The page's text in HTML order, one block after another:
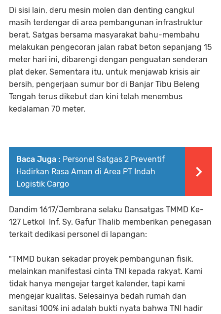
Di sisi lain, deru mesin molen dan denting cangkul
masih terdengar di area pembangunan infrastruktur
berat. Satgas bersama masyarakat bahu-membahu
melakukan pengecoran jalan rabat beton sepanjang 15
meter hari ini, dibarengi dengan penguatan senderan
plat deker. Sementara itu, untuk menjawab krisis air
bersih, pengerjaan sumur bor di Banjar Tibu Beleng
Tengah terus dikebut dan kini telah menembus
kedalaman 70 meter.
Baca Juga : Personel Satgas 2 Preventif
Hadirkan Rasa Aman di Area PT Indah
Logistik Cargo
Dandim 1617/Jembrana selaku Dansatgas TMMD Ke-
127 Letkol Inf. Sy. Gafur Thalib memberikan penegasan
terkait dedikasi personel di lapangan:
"TMMD bukan sekadar proyek pembangunan fisik,
melainkan manifestasi cinta TNI kepada rakyat. Kami
tidak hanya mengejar target kalender, tapi kami
mengejar kualitas. Selesainya bedah rumah dan
sanitasi 100% ini adalah bukti nyata bahwa TNI hadir